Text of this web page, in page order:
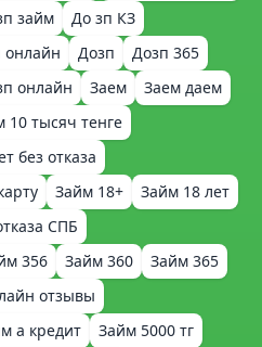
займ
До зп КЗ
онлайн Дозп
Дозп 365
онлайн Заем
Заем даем
10 тысяч тенге
без отказа
Займ 18+
Займ 18 лет
СПБ
356 Займ 360
Займ 365
отзывы
а кредит
Займ 5000 тг